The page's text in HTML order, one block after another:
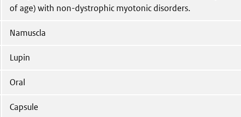
of age) with non-dystrophic myotonic disorders.
Namuscla
Lupin
Oral
Capsule